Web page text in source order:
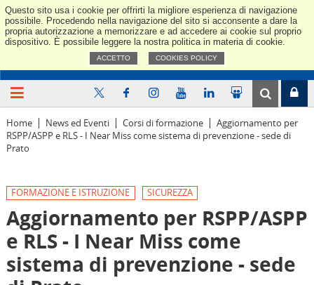
Questo sito usa i cookie per offrirti la migliore esperienza di navigazione
possibile. Procedendo nella navigazione del sito si acconsente a dare la
propria autorizzazione a memorizzare e ad accedere ai cookie sul proprio
dispositivo. È possibile leggere la nostra politica in materia di cookie.
ACCETTO COOKIES POLICY
Home News ed Eventi Corsi di formazione
Aggiornamento per
RSPP/ASPP e RLS - I Near Miss come sistema di prevenzione - sede di
Prato
FORMAZIONE E ISTRUZIONE SICUREZZA
Aggiornamento per RSPP/ASPP
e RLS - I Near Miss come
sistema di prevenzione - sede